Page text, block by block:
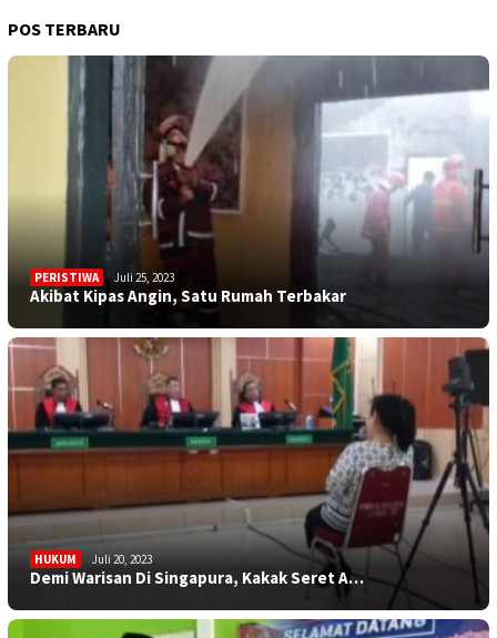
POS TERBARU
PERISTIWA Juli 25, 2023
Akibat Kipas Angin, Satu Rumah Terbakar
HUKUM Juli 20, 2023
Demi Warisan Di Singapura, Kakak Seret A…